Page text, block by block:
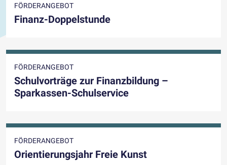
FÖRDERANGEBOT
Finanz-Doppelstunde
FÖRDERANGEBOT
Schulvorträge zur Finanzbildung –
Sparkassen-Schulservice
FÖRDERANGEBOT
Orientierungsjahr Freie Kunst